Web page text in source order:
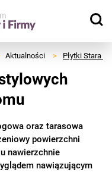
Aktualności > Płytki Stara
oraz tarasowa
powierzchni
nawierzchnie
nawiązującym